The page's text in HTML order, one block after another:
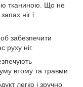
тканиною. Що не
ніг і
забезпечити
руху ніг.
втому та травми.
легко і зручно